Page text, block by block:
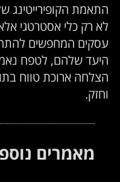
התאמת הקופירייטינג
לא רק כלי אסטרטגי
עסקים המחפשים
היעד שלהם, לטפח
הצלחה ארוכת טווח
וחזק.
מאמרים